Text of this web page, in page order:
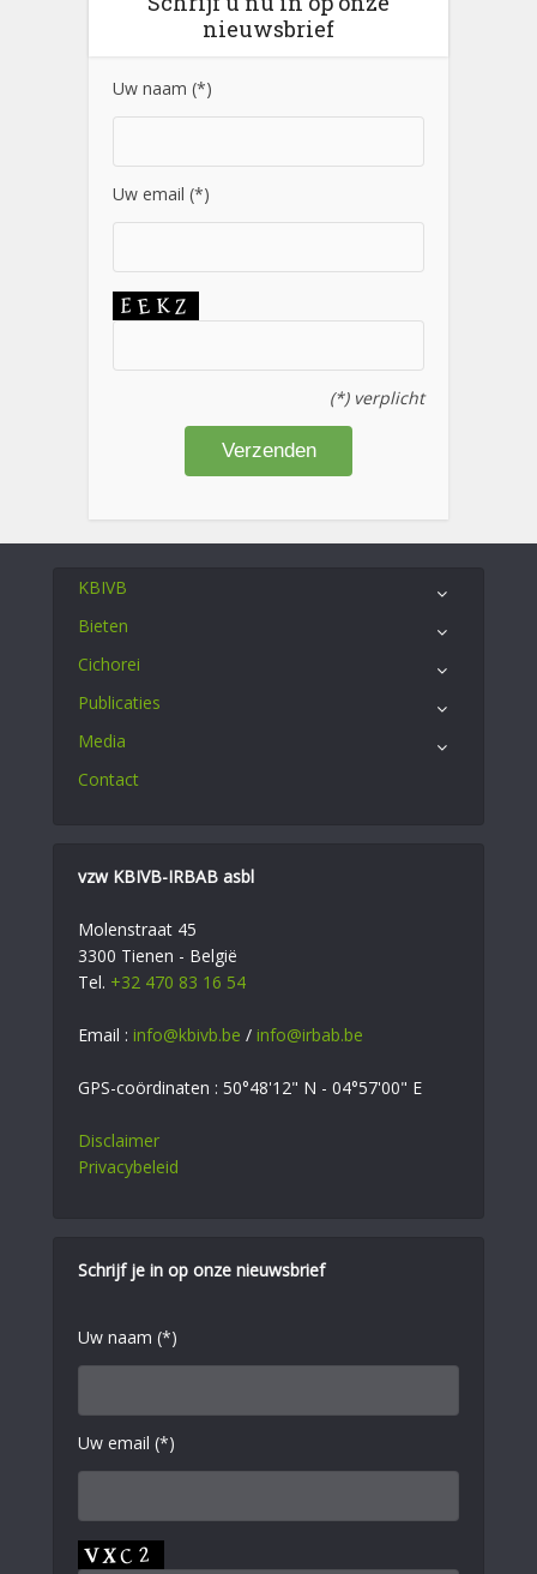
nieuwsbrief
Uw naam (*)
Uw email (*)
(*) verplicht
KBIVB
Bieten
Cichorei
Publicaties
Media
Contact
vzw KBIVB-IRBAB asbl
Molenstraat 45
3300 Tienen - België
Tel. +32 470 83 16 54
Email : info@kbivb.be / info@irbab.be
GPS-coördinaten : 50°48'12" N - 04°57'00" E
Disclaimer
Privacybeleid
Schrijf je in op onze nieuwsbrief
Uw naam (*)
Uw email (*)